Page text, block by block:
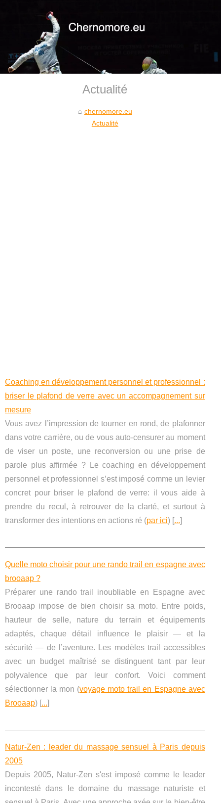
Actualité
chernomore.eu
Actualité
Coaching en développement personnel et professionnel :
briser le plafond de verre avec un accompagnement sur
mesure
Vous avez l’impression de tourner en rond, de plafonner
dans votre carrière, ou de vous auto-censurer au moment
de viser un poste, une reconversion ou une prise de
parole plus affirmée ? Le coaching en développement
personnel et professionnel s’est imposé comme un levier
concret pour briser le plafond de verre: il vous aide à
prendre du recul, à retrouver de la clarté, et surtout à
transformer des intentions en actions ré (par ici) [...]
Quelle moto choisir pour une rando trail en espagne avec
brooaap ?
Préparer une rando trail inoubliable en Espagne avec
Brooaap impose de bien choisir sa moto. Entre poids,
hauteur de selle, nature du terrain et équipements
adaptés, chaque détail influence le plaisir — et la
sécurité — de l’aventure. Les modèles trail accessibles
avec un budget maîtrisé se distinguent tant par leur
polyvalence que par leur confort. Voici comment
sélectionner la mon (voyage moto trail en Espagne avec
Brooaap) [...]
Natur-Zen : leader du massage sensuel à Paris depuis
2005
Depuis 2005, Natur-Zen s'est imposé comme le leader
incontesté dans le domaine du massage naturiste et